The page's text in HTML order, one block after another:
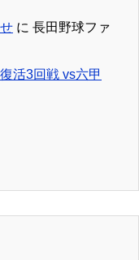
に 長田野球ファ
活3回戦 vs六甲